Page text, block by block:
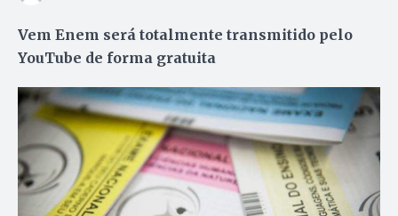
Vem Enem será totalmente transmitido pelo
YouTube de forma gratuita